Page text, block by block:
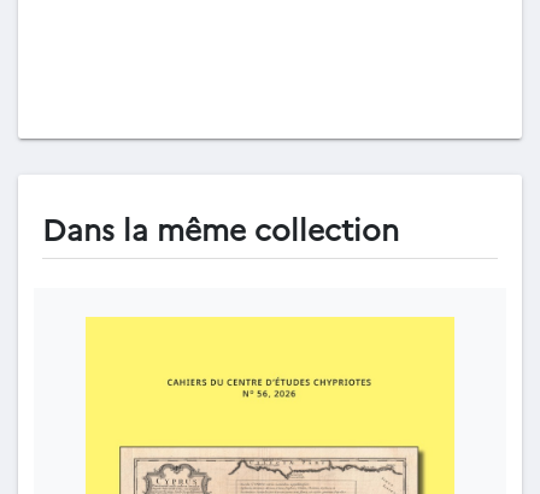
Dans la même collection